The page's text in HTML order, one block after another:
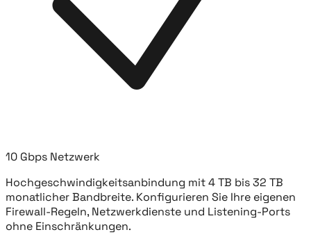
10 Gbps Netzwerk
Hochgeschwindigkeitsanbindung mit 4 TB bis 32 TB
monatlicher Bandbreite. Konfigurieren Sie Ihre eigenen
Firewall-Regeln, Netzwerkdienste und Listening-Ports
ohne Einschränkungen.